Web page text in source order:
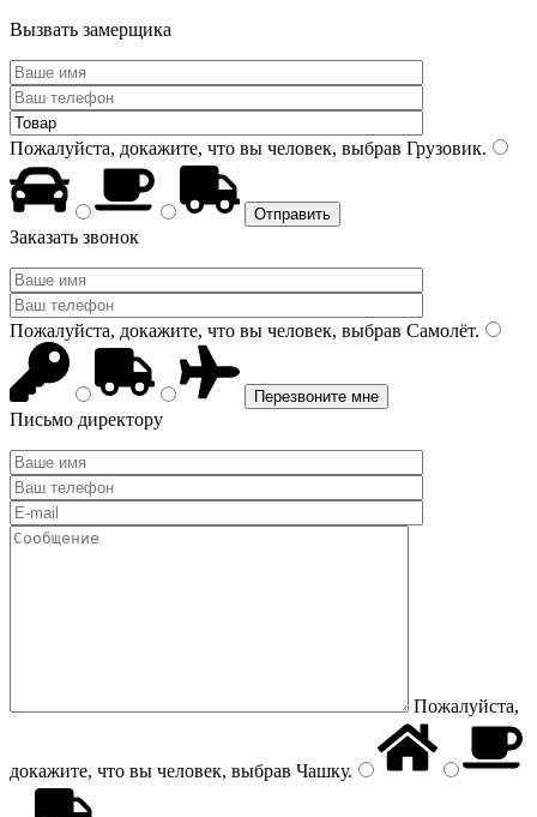
Вызвать замерщика
Пожалуйста, докажите, что вы человек, выбрав Грузовик.
Заказать звонок
Пожалуйста, докажите, что вы человек, выбрав Самолёт.
Письмо директору
Пожалуйста,
докажите, что вы человек, выбрав Чашку.